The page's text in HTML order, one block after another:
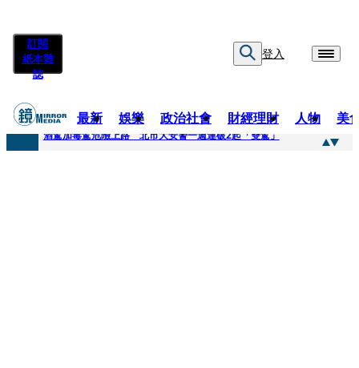
訂閱
紙本雜
誌
登入
最新 娛樂 政治社會 財經理財 人物 美
快訊
酒駕加毒駕危險上路 北市大安警一週連破2起「雙駕」